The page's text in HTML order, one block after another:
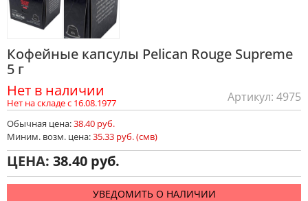
Кофейные капсулы Pelican Rouge Supreme
5 г
Нет в наличии
Нет на складе с 16.08.1977 Артикул: 4975
Обычная цена:38.40 руб.
Миним. возм. цена:35.33 руб. (смв)
ЦЕНА: 38.40
УВЕДОМИТЬ О НАЛИЧИИ